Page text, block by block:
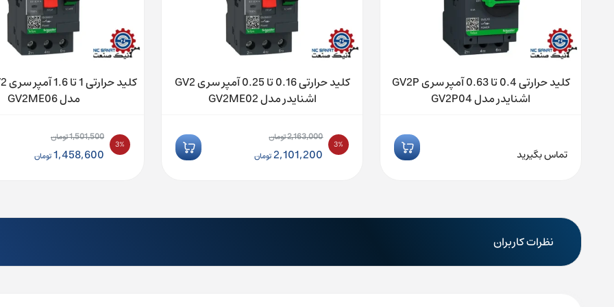
کلید حرارتی 0.4 تا 0.63 آمپر سری GV2P
اشنایدر مدل GV2P04
تماس بگیرید
کلید حرارتی 0.16 تا 0.25 آمپر سری GV2
اشنایدر مدل GV2ME02
2,163,000تومان
قیمت
2,101,200تومان
2,101,200 تومان.
3%
مدل GV2ME06
1,501,500تومان
قیمت
1,458,600تومان
1,458,600 تومان.
3%
نظرات کاربران